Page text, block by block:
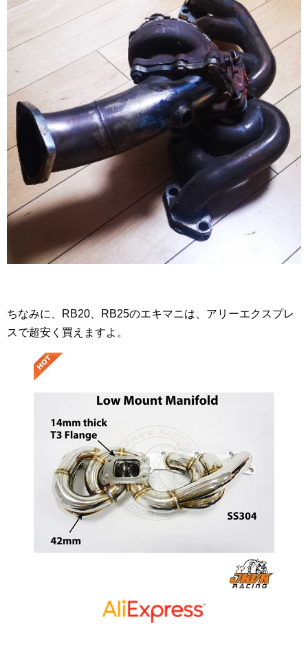
ちなみに、RB20、RB25のエキマニは、アリーエクスプレ
スで超安く買えますよ。